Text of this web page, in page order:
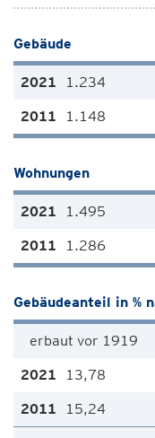
Gebäude
1.234
1.148
Wohnungen
1.495
1.286
Gebäudeanteil in %
erbaut vor 1919
13,78
15,24